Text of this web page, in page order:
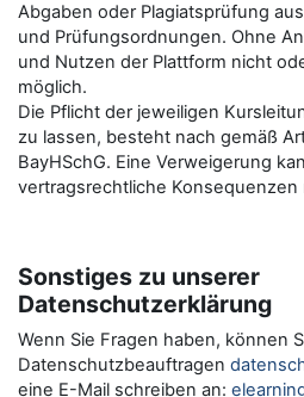
Abgaben oder Plagiatsprüfung
und Prüfungsordnungen. Ohne
und Nutzen der Plattform nicht
möglich.
Die Pflicht der jeweiligen
zu lassen, besteht nach gemäß
BayHSchG. Eine Verweigerung
vertragsrechtliche Konsequenzen
Sonstiges zu unserer
Datenschutzerklärung
Wenn Sie Fragen haben, können
Datenschutzbeauftragen
eine E-Mail schreiben an: